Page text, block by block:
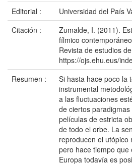
Editorial :
Universidad del País
Citación :
Zumalde, I. (2011).
fílmico
Revista de estudios
https://ojs.ehu.eus/
Resumen :
Si hasta hace poco la
instrumental
a las fluctuaciones
de ciertos
películas de estricta
de todo el orbe. La
reproducen el utópico
pero hace tiempo que
Europa todavía es